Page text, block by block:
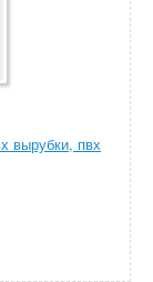
вырубки, пвх